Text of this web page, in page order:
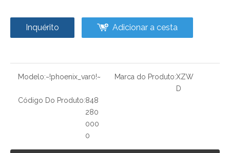
Inquérito Adicionar a cesta
Modelo:~!phoenix_var0!~ Marca do Produto:XZW
D
Código Do Produto:848
280
000
0